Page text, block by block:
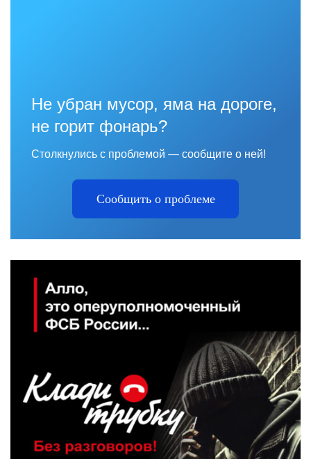
Не убран мусор, яма на дороге,
не горит фонарь?
Столкнулись с проблемой — сообщите о ней!
Сообщить о проблеме